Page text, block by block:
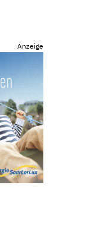
Anzeige